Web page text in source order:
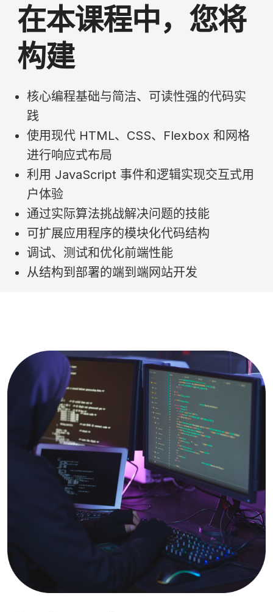
在本课程中，您将
构建
核心编程基础与简洁、可读性强的代码实
践
使用现代 HTML、CSS、Flexbox 和网格
进行响应式布局
利用 JavaScript 事件和逻辑实现交互式用
户体验
通过实际算法挑战解决问题的技能
可扩展应用程序的模块化代码结构
调试、测试和优化前端性能
从结构到部署的端到端网站开发